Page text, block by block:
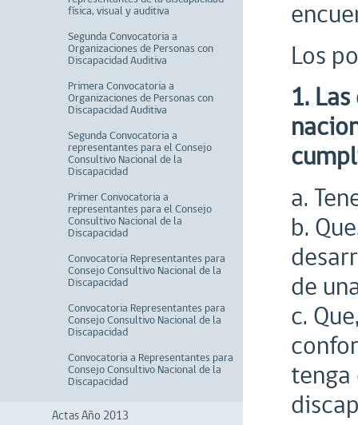
física, visual y auditiva
Segunda Convocatoria a
Organizaciones de Personas con
Discapacidad Auditiva
Primera Convocatoria a
Organizaciones de Personas con
Discapacidad Auditiva
Segunda Convocatoria a
representantes para el Consejo
Consultivo Nacional de la
Discapacidad
Primer Convocatoria a
representantes para el Consejo
Consultivo Nacional de la
Discapacidad
Convocatoria Representantes para
Consejo Consultivo Nacional de la
Discapacidad
Convocatoria Representantes para
Consejo Consultivo Nacional de la
Discapacidad
Convocatoria a Representantes para
Consejo Consultivo Nacional de la
Discapacidad
Actas Año 2013
Los
1.
a.
b.
de
c.